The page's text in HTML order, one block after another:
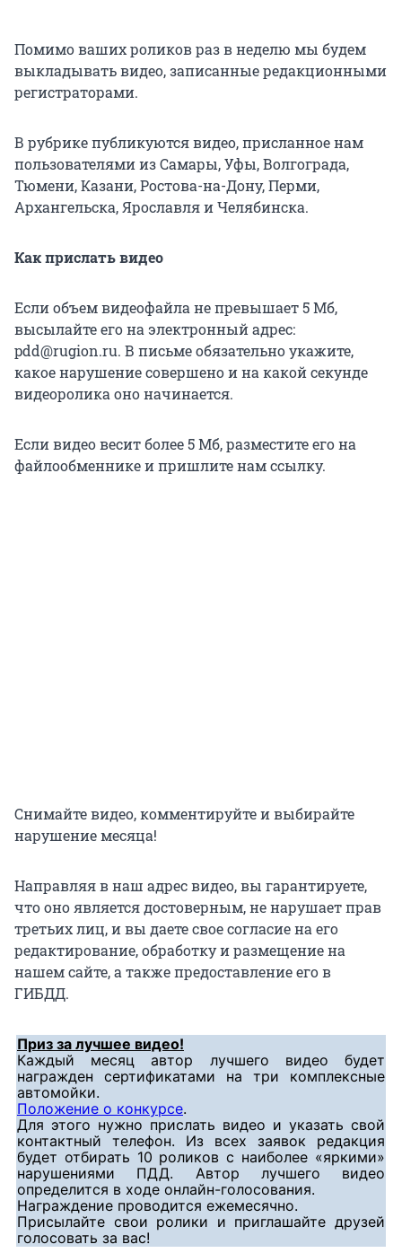
Помимо ваших роликов раз в неделю мы будем
выкладывать видео, записанные редакционными
регистраторами.
В рубрике публикуются видео, присланное нам
пользователями из Самары, Уфы, Волгограда,
Тюмени, Казани, Ростова-на-Дону, Перми,
Архангельска, Ярославля и Челябинска.
Как прислать видео
Если объем видеофайла не превышает 5 Мб,
высылайте его на электронный адрес:
pdd@rugion.ru. В письме обязательно укажите,
какое нарушение совершено и на какой секунде
видеоролика оно начинается.
Если видео весит более 5 Мб, разместите его на
файлообменнике и пришлите нам ссылку.
Снимайте видео, комментируйте и выбирайте
нарушение месяца!
Направляя в наш адрес видео, вы гарантируете,
что оно является достоверным, не нарушает прав
третьих лиц, и вы даете свое согласие на его
редактирование, обработку и размещение на
нашем сайте, а также предоставление его в
ГИБДД.
Приз за лучшее видео!
Каждый месяц автор лучшего видео будет
награжден сертификатами на три комплексные
автомойки.
Положение о конкурсе.
Для этого нужно прислать видео и указать свой
контактный телефон. Из всех заявок редакция
будет отбирать 10 роликов с наиболее «яркими»
нарушениями ПДД. Автор лучшего видео
определится в ходе онлайн-голосования.
Награждение проводится ежемесячно.
Присылайте свои ролики и приглашайте друзей
голосовать за вас!